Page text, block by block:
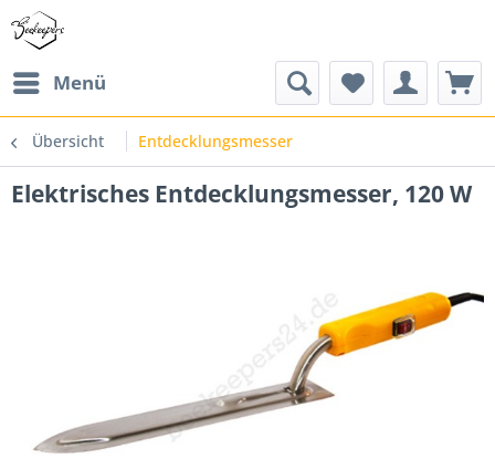
Menü
Übersicht Entdecklungsmesser
Elektrisches Entdecklungsmesser, 120 W